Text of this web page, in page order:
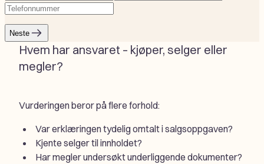
Telefonnummer
Neste
Hvem har ansvaret – kjøper, selger eller
megler?
Vurderingen beror på flere forhold:
Var erklæringen tydelig omtalt i salgsoppgaven?
Kjente selger til innholdet?
Har megler undersøkt underliggende dokumenter?